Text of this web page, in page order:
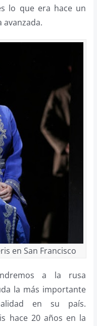
lo que era hace un
avanzada.
en San Francisco
a la rusa
la más importante
en su país.
hace 20 años en la